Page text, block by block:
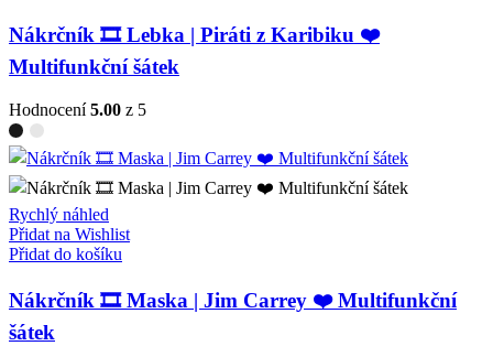
Nákrčník 🎞️ Lebka | Piráti z Karibiku ❤️
Multifunkční šátek
Hodnocení5.00 z 5
Rychlý náhled
Přidat na Wishlist
Přidat do košíku
Nákrčník 🎞️ Maska | Jim Carrey ❤️ Multifunkční
šátek